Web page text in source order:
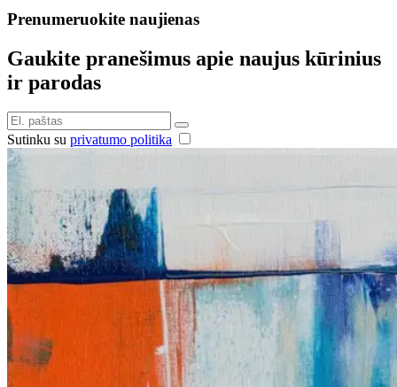
Prenumeruokite naujienas
Gaukite pranešimus apie naujus kūrinius
ir parodas
Sutinku su privatumo politika